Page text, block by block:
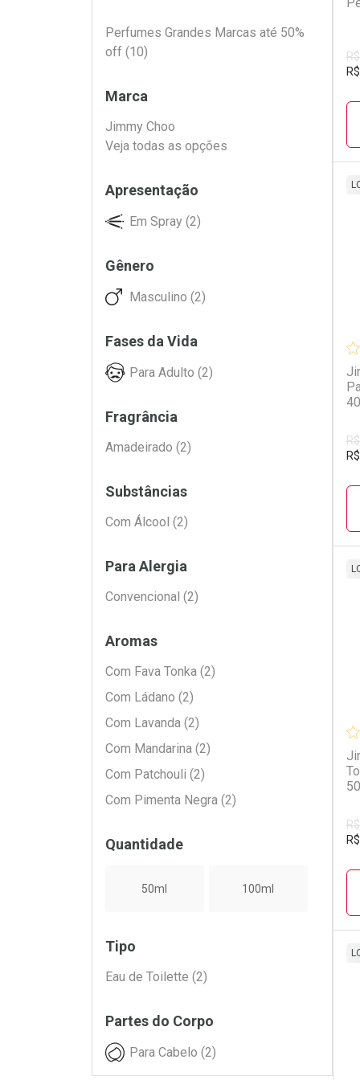
R$
R$
R$
Filtros
Perfumes Grandes Marcas até 50%
off (10)
Marca
Jimmy Choo
Veja todas as opções
Apresentação
Em Spray (2)
Gênero
Masculino (2)
Fases da Vida
Para Adulto (2)
Fragrância
Amadeirado (2)
Substâncias
Com Álcool (2)
Para Alergia
Convencional (2)
Aromas
Com Fava Tonka (2)
Com Ládano (2)
Com Lavanda (2)
Com Mandarina (2)
Com Patchouli (2)
Com Pimenta Negra (2)
Quantidade
50ml 100ml
Tipo
Eau de Toilette (2)
Partes do Corpo
Para Cabelo (2)